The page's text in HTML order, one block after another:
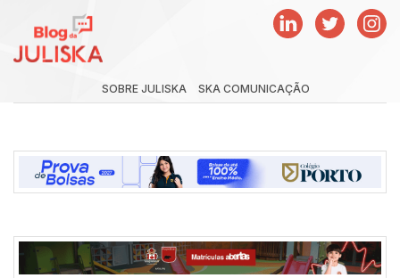
SOBRE JULISKA SKA COMUNICAÇÃO